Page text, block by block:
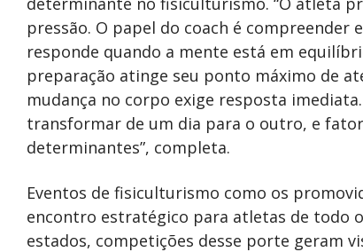
pressão. O papel do coach é compreender
responde quando a mente está em
preparação atinge seu ponto máximo de
mudança no corpo exige resposta
transformar de um dia para o outro, e
determinantes”, completa.
Eventos de fisiculturismo como os
encontro estratégico para atletas de todo
estados, competições desse porte geram